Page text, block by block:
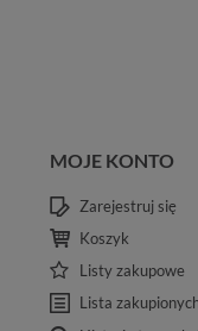
MOJE KONTO
Zarejestruj się
Koszyk
Listy zakupowe
Lista